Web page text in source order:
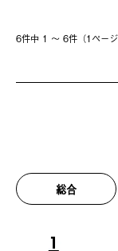
6件中 1 〜 6件（1ページ
総合
1